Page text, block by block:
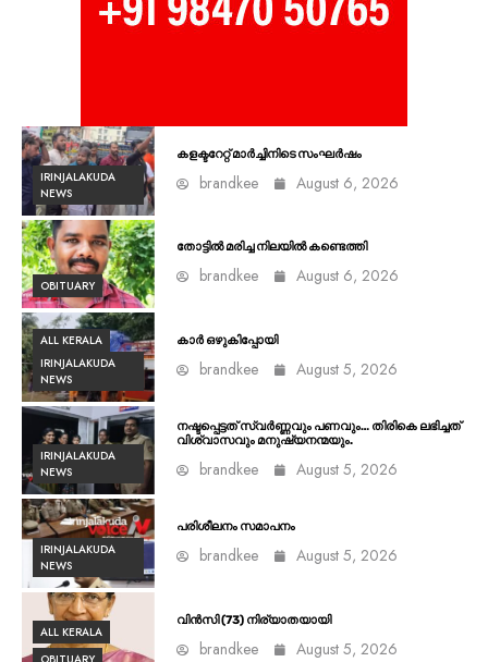
IRINJALAKUDA
NEWS
കളക്ടറേറ്റ് മാർച്ചിനിടെ സംഘർഷം
brandkee August 6, 2026
OBITUARY
തോട്ടിൽ മരിച്ച നിലയിൽ കണ്ടെത്തി
brandkee August 6, 2026
ALL KERALA
IRINJALAKUDA
NEWS
കാർ ഒഴുകിപ്പോയി
brandkee August 5, 2026
IRINJALAKUDA
NEWS
നഷ്ടപ്പെട്ടത് സ്വർണ്ണവും പണവും… തിരികെ ലഭിച്ചത്
വിശ്വാസവും മനുഷ്യനന്മയും.
brandkee August 5, 2026
IRINJALAKUDA
NEWS
പരിശീലനം സമാപനം
brandkee August 5, 2026
ALL KERALA
വിൻസി (73) നിര്യാതയായി
brandkee August 5, 2026